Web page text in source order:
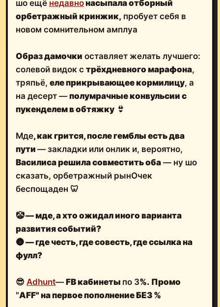
шо ещё недавнонасыпала отборный
орбетражный кринжик, пробует себя в
новом сомнительном амплуа
Образ дамочки оставляет желать лучшего:
солевой видок с трёхдневного марафона,
тряпьё, еле прикрывающее кормилицу, а
на десерт — полумрачные конвульсии с
пукенделем в обтяжку 👙
Мде, как грится, после гемблы есть два
пути — закладки или онлик и, вероятно,
Василиса решила совместить оба — ну шо
сказать, орбетражный рынОчек
беспощаден 🦷
🤡— мде, а хто ожидал иного варианта
развития событий?
🌚— где честь, где совесть, где ссылка на
фулл?
😎 Adhunt— FB кабинеты по 3%. Промо
"AFF" на первое пополнение БЕЗ %